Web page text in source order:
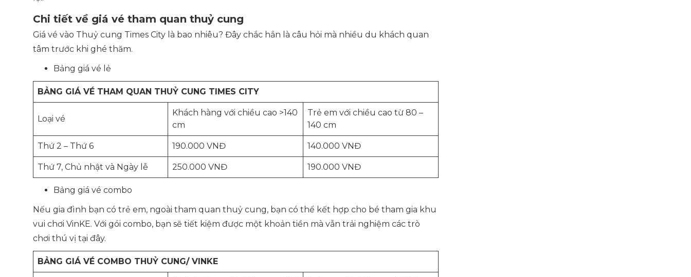
Chi tiết về giá vé tham quan thuỷ cung
Giá vé vào Thuỷ cung Times City là bao nhiêu? Đây chắc hẳn là câu hỏi mà nhiều du khách quan
tâm trước khi ghé thăm.
Bảng giá vé lẻ
BẢNG GIÁ VÉ THAM QUAN THUỶ CUNG TIMES CITY
Loại vé
Khách hàng với chiều cao >140
cm
Trẻ em với chiều cao từ 80 –
140 cm
Thứ 2 – Thứ 6 190.000 VNĐ 140.000 VNĐ
Thứ 7, Chủ nhật và Ngày lễ 250.000 VNĐ 190.000 VNĐ
Bảng giá vé combo
Nếu gia đình bạn có trẻ em, ngoài tham quan thuỷ cung, bạn có thể kết hợp cho bé tham gia khu
vui chơi VinKE. Với gói combo, bạn sẽ tiết kiệm được một khoản tiền mà vẫn trải nghiệm các trò
chơi thú vị tại đây.
BẢNG GIÁ VÉ COMBO THUỶ CUNG/ VINKE